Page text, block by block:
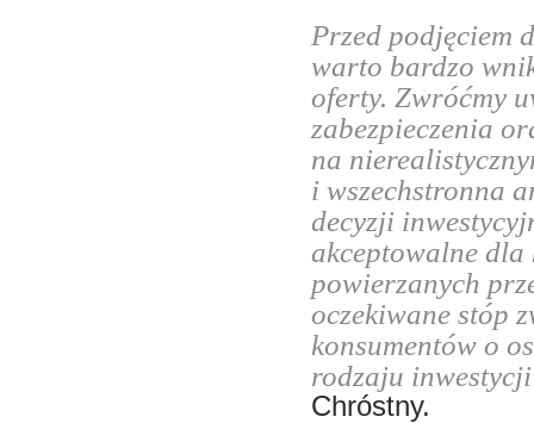
Przed podjęciem
warto bardzo
oferty. Zwróćmy
zabezpieczenia
na
i wszechstronna
decyzji
akceptowalne dla
powierzanych
oczekiwane stóp
konsumentów o
rodzaju
Chróstny.